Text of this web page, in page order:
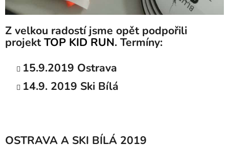
Z velkou radostí jsme opět podpořili
projektTOP KID RUN. Termíny:
15.9.2019 Ostrava
14.9. 2019 Ski Bílá
OSTRAVA A SKI BÍLÁ 2019